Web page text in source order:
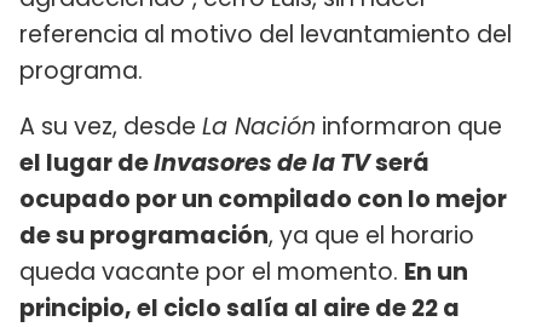
referencia al motivo del levantamiento del
programa.
A su vez, desde La Nación informaron que
el lugar deInvasores de la TVserá
ocupado por un compilado con lo mejor
de su programación, ya que el horario
queda vacante por el momento. En un
principio, el ciclo salía al aire de 22 a